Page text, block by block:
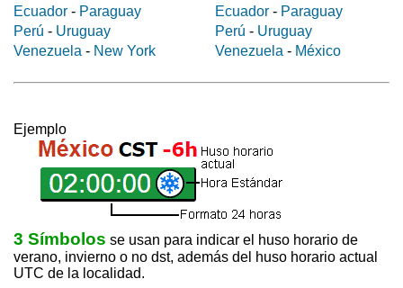
Ecuador - Paraguay
Perú - Uruguay
Venezuela - New York
Ecuador - Paraguay
Perú - Uruguay
Venezuela - México
Ejemplo
3 Símbolos se usan para indicar el huso horario de
verano, invierno o no dst, además del huso horario actual
UTC de la localidad.